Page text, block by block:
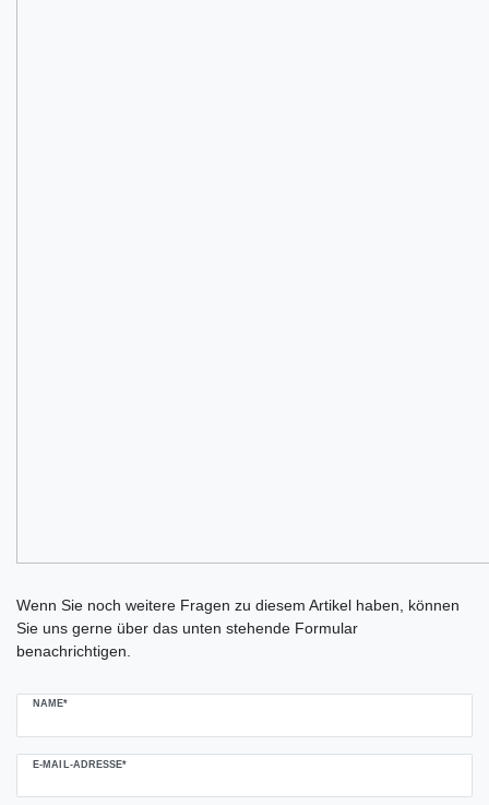
Wenn Sie noch weitere Fragen zu diesem Artikel haben, können
Sie uns gerne über das unten stehende Formular
benachrichtigen.
NAME*
E-MAIL-ADRESSE*